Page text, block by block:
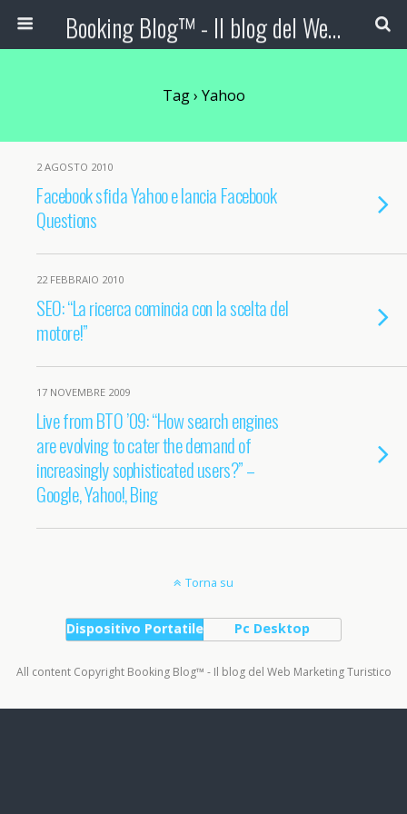
Booking Blog™ - Il blog del Web Marketing Turistico
Tag › Yahoo
2 AGOSTO 2010
Facebook sfida Yahoo e lancia Facebook
Questions
22 FEBBRAIO 2010
SEO: “La ricerca comincia con la scelta del
motore!”
17 NOVEMBRE 2009
Live from BTO ’09: “How search engines
are evolving to cater the demand of
increasingly sophisticated users?” –
Google, Yahoo!, Bing
Torna su
Dispositivo Portatile Pc Desktop
All content Copyright Booking Blog™ - Il blog del Web Marketing Turistico